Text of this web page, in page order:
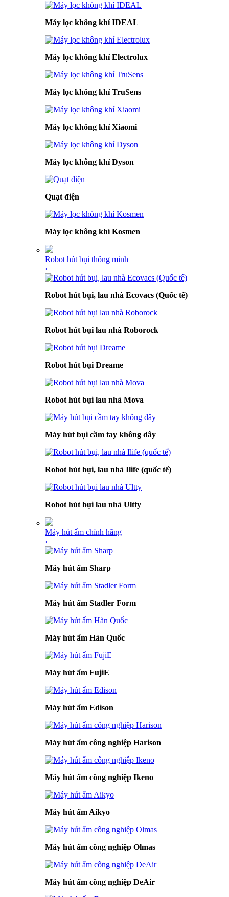
Máy lọc không khí IDEAL
Máy lọc không khí Electrolux
Máy lọc không khí TruSens
Máy lọc không khí Xiaomi
Máy lọc không khí Dyson
Quạt điện
Máy lọc không khí Kosmen
Robot hút bụi thông minh
›
Robot hút bụi, lau nhà Ecovacs (Quốc tế)
Robot hút bụi lau nhà Roborock
Robot hút bụi Dreame
Robot hút bụi lau nhà Mova
Máy hút bụi cầm tay không dây
Robot hút bụi, lau nhà Ilife (quốc tế)
Robot hút bụi lau nhà Ultty
Máy hút ẩm chính hãng
›
Máy hút ẩm Sharp
Máy hút ẩm Stadler Form
Máy hút ẩm Hàn Quốc
Máy hút ẩm FujiE
Máy hút ẩm Edison
Máy hút ẩm công nghiệp Harison
Máy hút ẩm công nghiệp Ikeno
Máy hút ẩm Aikyo
Máy hút ẩm công nghiệp Olmas
Máy hút ẩm công nghiệp DeAir